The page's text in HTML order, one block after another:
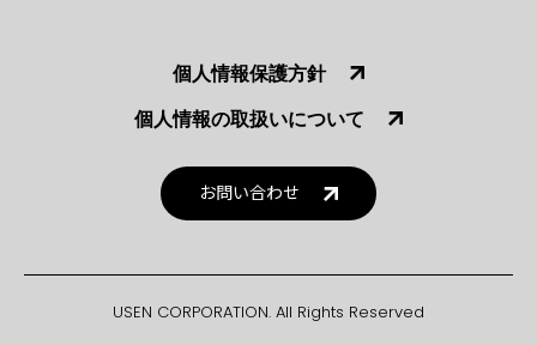
個人情報保護方針
個人情報の取扱いについて
お問い合わせ
USEN CORPORATION. All Rights Reserved